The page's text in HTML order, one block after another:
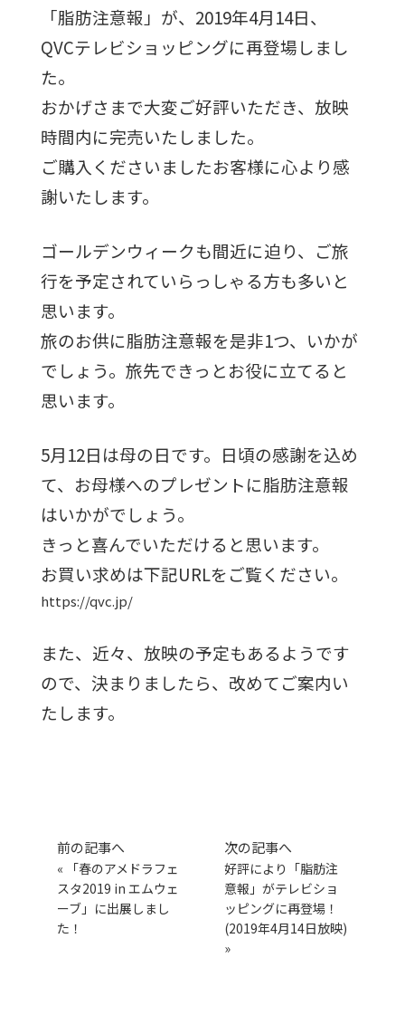
「脂肪注意報」が、2019年4月14日、
QVCテレビショッピングに再登場しまし
た。
おかげさまで大変ご好評いただき、放映
時間内に完売いたしました。
ご購入くださいましたお客様に心より感
謝いたします。
ゴールデンウィークも間近に迫り、ご旅
行を予定されていらっしゃる方も多いと
思います。
旅のお供に脂肪注意報を是非1つ、いかが
でしょう。旅先できっとお役に立てると
思います。
5月12日は母の日です。日頃の感謝を込め
て、お母様へのプレゼントに脂肪注意報
はいかがでしょう。
きっと喜んでいただけると思います。
お買い求めは下記URLをご覧ください。
https://qvc.jp/
また、近々、放映の予定もあるようです
ので、決まりましたら、改めてご案内い
たします。
前の記事へ
«
「春のアメドラフェ
スタ2019 in エムウェ
ーブ」に出展しまし
た！
次の記事へ
好評により「脂肪注
意報」がテレビショ
ッピングに再登場！
(2019年4月14日放映)
»